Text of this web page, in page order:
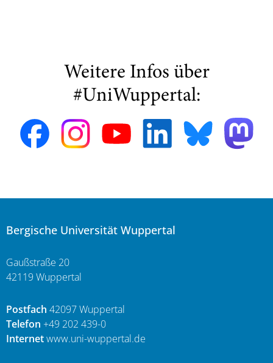
Weitere Infos über
#UniWuppertal:
Bergische Universität Wuppertal
Gaußstraße 20
42119 Wuppertal
Postfach 42097 Wuppertal
Telefon +49 202 439-0
Internetwww.uni-wuppertal.de